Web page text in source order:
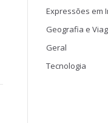
Expressões em
Geografia e
Geral
Tecnologia